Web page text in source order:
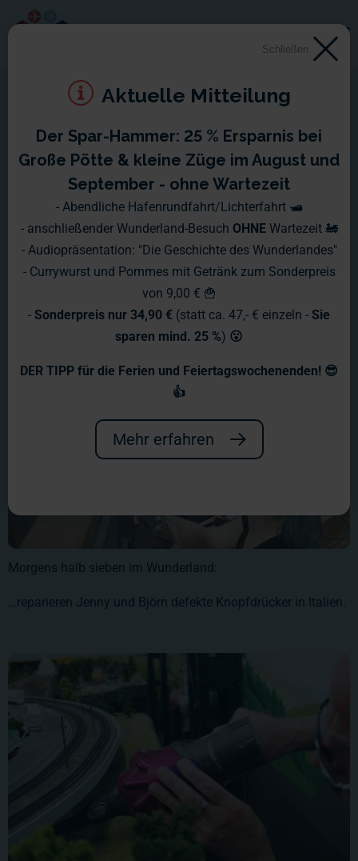
Montag, 11.09. - Sonntag,
17.09.2017
Morgens halb sieben im Wunderland:
…streicht Susanne das Dach der Schokoladenfabrik, denn da
soll nicht nur das Papier unserer Schokolade glänzen.
Morgens halb sieben im Wunderland:
…reparieren Jenny und Björn defekte Knopfdrücker in Italien.
Schließen
Aktuelle Mitteilung
Der Spar-Hammer: 25 % Ersparnis bei
Große Pötte & kleine Züge im August und
September - ohne Wartezeit
- Abendliche Hafenrundfahrt/Lichterfahrt 🛥️
- anschließender Wunderland-Besuch OHNE Wartezeit 🚂
- Audiopräsentation: "Die Geschichte des Wunderlandes"
- Currywurst und Pommes mit Getränk zum Sonderpreis
von 9,00 € 🍟
- Sonderpreis nur 34,90 € (statt ca. 47,- € einzeln - Sie
sparen mind. 25 %) 😮
DER TIPP für die Ferien und Feiertagswochenenden! 😎
👍
Mehr erfahren